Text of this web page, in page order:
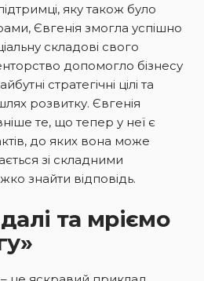
яку також було
Євгенія змогла успішно
складові свого
допомогло бізнесу
стратегічні цілі та
розвитку. Євгенія
те, що тепер у неї є
до яких вона може
зі складними
знайти відповідь.
та мріємо